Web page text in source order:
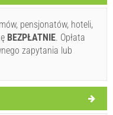
) Pomijać(/)
pensjonatów, hoteli,
BEZPŁATNIE. Opłata
zapytania lub